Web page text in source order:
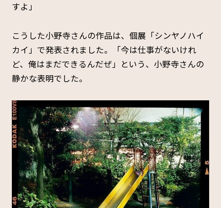
すよ」
こうした小野寺さんの作品は、個展「シンヤノハイ
カイ」で発表されました。「今は仕事がないけれ
ど、俺はまだできるんだぜ」という、小野寺さんの
静かな表明でした。